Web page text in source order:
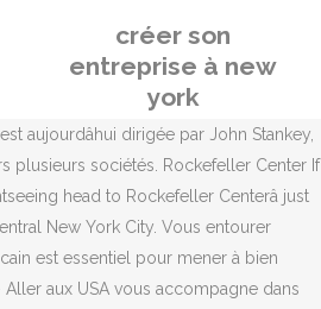
créer son
entreprise à new
york
aujourdâhui dirigée par John Stankey,
plusieurs sociétés. Rockefeller Center If
head to Rockefeller Centerâ just
New York City. Vous entourer
est essentiel pour mener à bien
aux USA vous accompagne dans